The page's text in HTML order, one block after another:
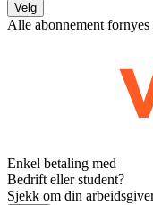
Velg
Alle abonnement
Enkel betaling med
Bedrift eller student?
Sjekk om din